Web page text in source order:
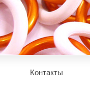
Контакты